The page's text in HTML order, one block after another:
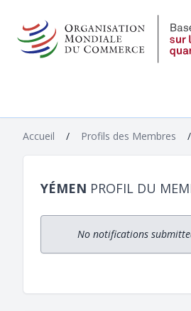
Accueil / Profils des Membres /
YÉMEN PROFIL DU
No notifications